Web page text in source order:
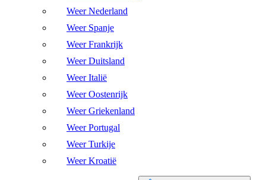
Weer Nederland
Weer Spanje
Weer Frankrijk
Weer Duitsland
Weer Italië
Weer Oostenrijk
Weer Griekenland
Weer Portugal
Weer Turkije
Weer Kroatië